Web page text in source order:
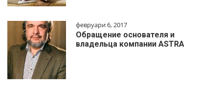
февруари 6, 2017
Обращение основателя и
владельца компании ASTRA